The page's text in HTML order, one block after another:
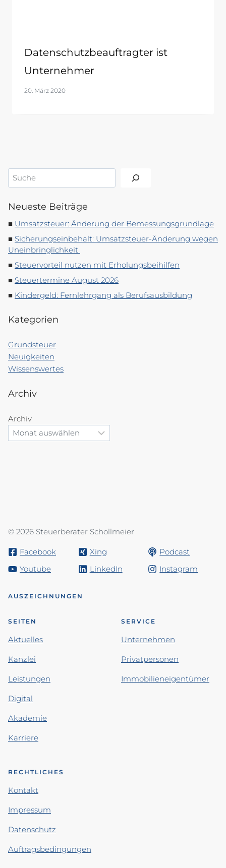
Datenschutzbeauftragter ist
Unternehmer
20. März 2020
Suchen
Neueste Beiträge
Umsatzsteuer: Änderung der Bemessungsgrundlage
Sicherungseinbehalt: Umsatzsteuer-Änderung wegen
Uneinbringlichkeit
Steuervorteil nutzen mit Erholungsbeihilfen
Steuertermine August 2026
Kindergeld: Fernlehrgang als Berufsausbildung
Kategorien
Grundsteuer
Neuigkeiten
Wissenswertes
Archiv
Archiv
© 2026 Steuerberater Schollmeier
Facebook Xing
Podcast
Youtube
LinkedIn Instagram
AUSZEICHNUNGEN
SEITEN
Aktuelles
Kanzlei
Leistungen
Digital
Akademie
Karriere
SERVICE
Unternehmen
Privatpersonen
Immobilieneigentümer
RECHTLICHES
Kontakt
Impressum
Datenschutz
Auftragsbedingungen